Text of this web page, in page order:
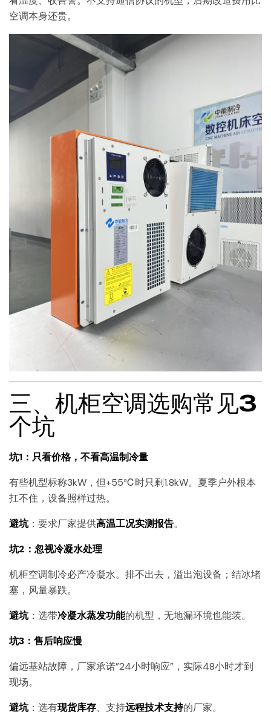
空调本身还贵。
三、机柜空调选购常见3
个坑
坑1：只看价格，不看高温制冷量
有些机型标称3kW，但+55℃时只剩1.8kW。夏季户外根本
扛不住，设备照样过热。
避坑：要求厂家提供高温工况实测报告。
坑2：忽视冷凝水处理
机柜空调制冷必产冷凝水。排不出去，溢出泡设备；结冰堵
塞，风量暴跌。
避坑：选带冷凝水蒸发功能的机型，无地漏环境也能装。
坑3：售后响应慢
偏远基站故障，厂家承诺”24小时响应”，实际48小时才到
现场。
避坑：选有现货库存、支持远程技术支持的厂家。